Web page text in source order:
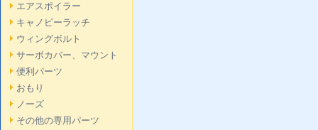
エアスポイラー
キャノピーラッチ
ウィングボルト
サーボカバー、マウント
便利パーツ
おもり
ノーズ
その他の専用パーツ